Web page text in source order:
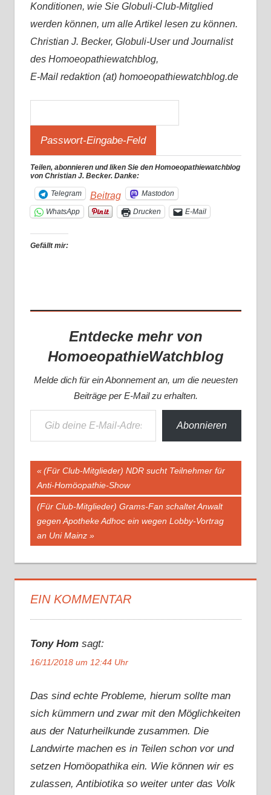
Konditionen, wie Sie Globuli-Club-Mitglied
werden können, um alle Artikel lesen zu können.
Christian J. Becker, Globuli-User und Journalist
des Homoeopathiewatchblog,
E-Mail redaktion (at) homoeopathiewatchblog.de
Teilen, abonnieren und liken Sie den Homoeopathiewatchblog
von Christian J. Becker. Danke:
Telegram Beitrag Mastodon
WhatsApp Drucken E-Mail
Gefällt mir:
Entdecke mehr von
HomoeopathieWatchblog
Melde dich für ein Abonnement an, um die neuesten
Beiträge per E-Mail zu erhalten.
Gib deine E-Mail-Adresse ein ...
Abonnieren
Beitragsnavigation
Vorheriger
Beitrag:
(Für Club-Mitglieder) NDR sucht Teilnehmer für
Anti-Homöopathie-Show
Nächster
Beitrag:
(Für Club-Mitglieder) Grams-Fan schaltet Anwalt
gegen Apotheke Adhoc ein wegen Lobby-Vortrag
an Uni Mainz
EIN KOMMENTAR
Tony Hom sagt:
16/11/2018 um 12:44 Uhr
Das sind echte Probleme, hierum sollte man
sich kümmern und zwar mit den Möglichkeiten
aus der Naturheilkunde zusammen. Die
Landwirte machen es in Teilen schon vor und
setzen Homöopathika ein. Wie können wir es
zulassen, Antibiotika so weiter unter das Volk